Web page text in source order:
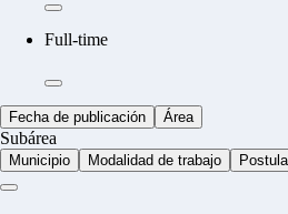
Full-time
Fecha de publicación Área
Subárea
Municipio Modalidad de trabajo